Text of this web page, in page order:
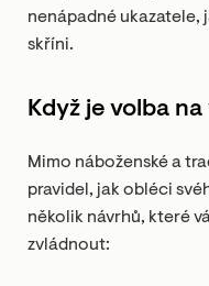
nenápadné ukazatele,
skříni.
Když je volba na
Mimo náboženské a
pravidel, jak obléci
několik návrhů, které
zvládnout: